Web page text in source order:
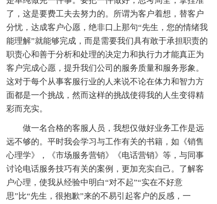
了，这是要费工夫去努力的。所谓为客户着想，替客户
分忧，达成客户心愿，绝非口上那句“先生，您的情绪我
能理解”就能够完成，而是需要我们具有敢于承担职责的
职责心和善于分析和处理的决定力和执行力才能真正为
客户完成心愿，提升我们公司的服务质量和服务形象。
这对于每个从事客服行业的人来说不论在体力和智力方
面都是一个挑战，然而这样的挑战使得我的人生变得精
彩而充实。
做一名合格的客服人员，我想仅做好业务工作是远
远不够的。平时我会学习与工作有关的书籍，如《销售
心理学》，《市场服务营销》《电话营销》等，与同事
讨论电话服务技巧有关的案例，更加充实自己。了解客
户心理，使我从经验中明白“对不起”“实在不好意
思”比“先生，很抱歉”来的不易引起客户的反感，一